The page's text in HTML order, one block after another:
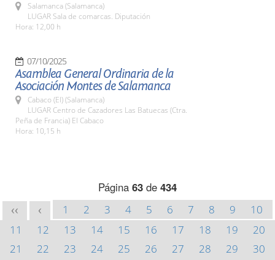
Salamanca (Salamanca)
LUGAR Sala de comarcas. Diputación
Hora: 12,00 h
07/10/2025
Asamblea General Ordinaria de la
Asociación Montes de Salamanca
Cabaco (El) (Salamanca)
LUGAR Centro de Cazadores Las Batuecas (Ctra.
Peña de Francia) El Cabaco
Hora: 10,15 h
Página 63 de 434
<< < 1 2 3 4 5 6 7 8 9
10
11
12 13 14 15 16 17 18 19
20
21
22 23 24 25 26 27 28 29
30